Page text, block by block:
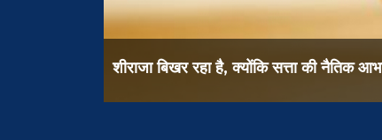
शीराजा बिखर रहा है, क्योंकि सत्ता की नैतिक